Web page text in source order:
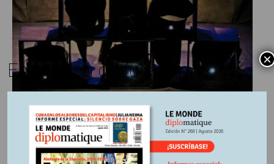
31 marzo, 2025 Escrito por: Carlos Fajardo Fajardo
Edición Nº 253
Edición en circulación ×